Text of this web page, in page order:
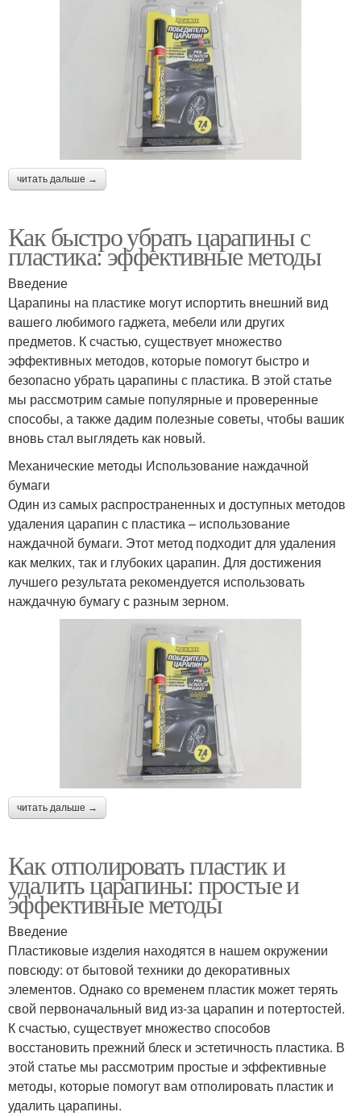
читать дальше →
Как быстро убрать царапины с
пластика: эффективные методы
Введение
Царапины на пластике могут испортить внешний вид
вашего любимого гаджета, мебели или других
предметов. К счастью, существует множество
эффективных методов, которые помогут быстро и
безопасно убрать царапины с пластика. В этой статье
мы рассмотрим самые популярные и проверенные
способы, а также дадим полезные советы, чтобы вашик
вновь стал выглядеть как новый.
Механические методы Использование наждачной
бумаги
Один из самых распространенных и доступных методов
удаления царапин с пластика – использование
наждачной бумаги. Этот метод подходит для удаления
как мелких, так и глубоких царапин. Для достижения
лучшего результата рекомендуется использовать
наждачную бумагу с разным зерном.
читать дальше →
Как отполировать пластик и
удалить царапины: простые и
эффективные методы
Введение
Пластиковые изделия находятся в нашем окружении
повсюду: от бытовой техники до декоративных
элементов. Однако со временем пластик может терять
свой первоначальный вид из-за царапин и потертостей.
К счастью, существует множество способов
восстановить прежний блеск и эстетичность пластика. В
этой статье мы рассмотрим простые и эффективные
методы, которые помогут вам отполировать пластик и
удалить царапины.